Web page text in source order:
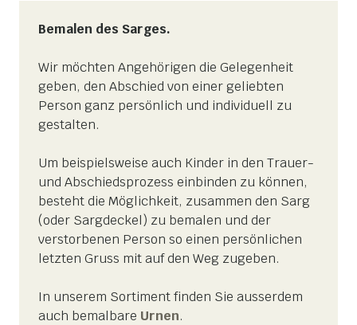
Bemalen des Sarges.
Wir möchten Angehörigen die Gelegenheit
geben, den Abschied von einer geliebten
Person ganz persönlich und individuell zu
gestalten.
Um beispielsweise auch Kinder in den Trauer-
und Abschiedsprozess einbinden zu können,
besteht die Möglichkeit, zusammen den Sarg
(oder Sargdeckel) zu bemalen und der
verstorbenen Person so einen persönlichen
letzten Gruss mit auf den Weg zugeben.
In unserem Sortiment finden Sie ausserdem
auch bemalbare Urnen.